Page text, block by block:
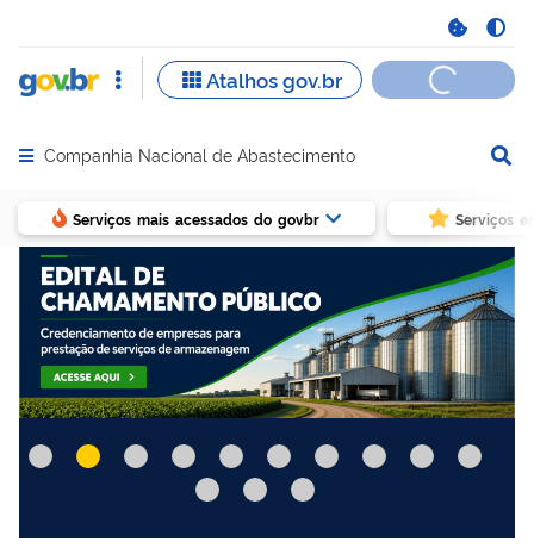
Abrir menu principal de navegação
Companhia Nacional de Abastecimento
Serviços mais acessados do govbr Serviços